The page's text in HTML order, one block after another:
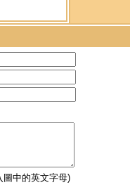
圖中的英文字母)